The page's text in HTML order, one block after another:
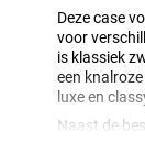
Deze case
voor
is klassiek
een
luxe en
Naast de